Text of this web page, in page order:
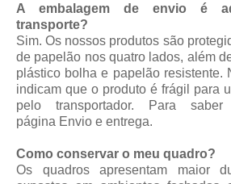
A embalagem de envio é
transporte?
Sim. Os nossos produtos são
de papelão nos quatro lados, além
plástico bolha e papelão resistente.
indicam que o produto é frágil para
pelo transportador. Para
página Envio e entrega.
Como conservar o meu quadro?
Os quadros apresentam maior